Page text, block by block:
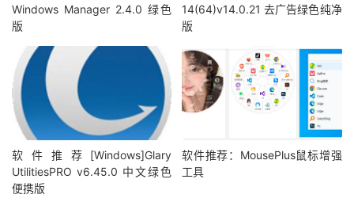
Windows Manager 2.4.0 绿色
版
14(64)v14.0.21 去广告绿色纯净
版
软件推荐[Windows]Glary
UtilitiesPRO v6.45.0 中文绿色
便携版
软件推荐：MousePlus鼠标增强
工具